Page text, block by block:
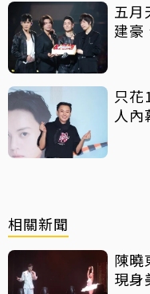
五月
建豪
只花
人內
相關新聞
陳曉
現身